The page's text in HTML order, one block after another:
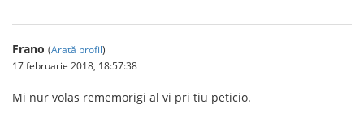
Frano (Arată profil)
17 februarie 2018, 18:57:38
Mi nur volas rememorigi al vi pri tiu peticio.